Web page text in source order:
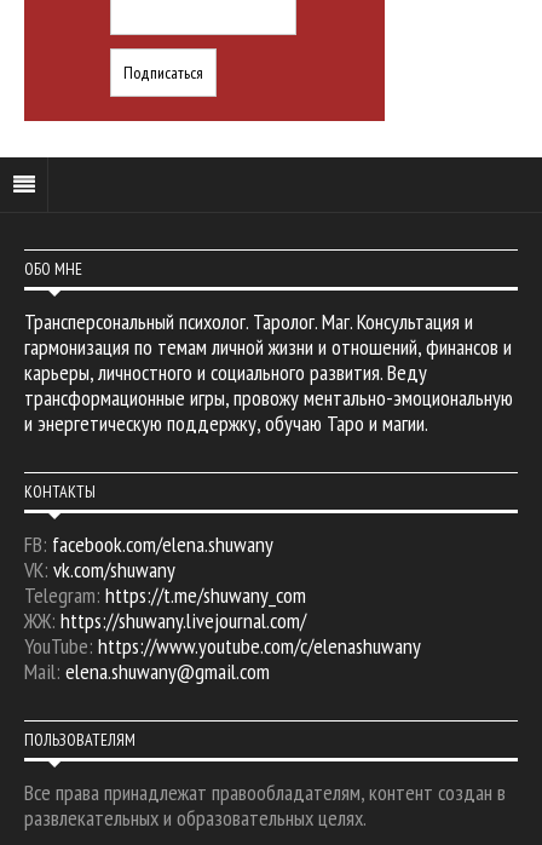
ОБО МНЕ
Трансперсональный психолог. Таролог. Маг. Консультация и
гармонизация по темам личной жизни и отношений, финансов и
карьеры, личностного и социального развития. Веду
трансформационные игры, провожу ментально-эмоциональную
и энергетическую поддержку, обучаю Таро и магии.
КОНТАКТЫ
FB: facebook.com/elena.shuwany
VK: vk.com/shuwany
Telegram: https://t.me/shuwany_com
ЖЖ: https://shuwany.livejournal.com/
YouTube: https://www.youtube.com/c/elenashuwany
Mail: elena.shuwany@gmail.com
ПОЛЬЗОВАТЕЛЯМ
Все права принадлежат правообладателям, контент создан в
развлекательных и образовательных целях.